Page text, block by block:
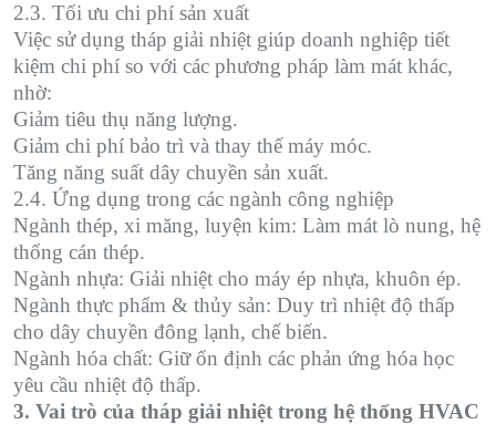
2.3. Tối ưu chi phí sản xuất
Việc sử dụng tháp giải nhiệt giúp doanh nghiệp tiết
kiệm chi phí so với các phương pháp làm mát khác,
nhờ:
Giảm tiêu thụ năng lượng.
Giảm chi phí bảo trì và thay thế máy móc.
Tăng năng suất dây chuyền sản xuất.
2.4. Ứng dụng trong các ngành công nghiệp
Ngành thép, xi măng, luyện kim: Làm mát lò nung, hệ
thống cán thép.
Ngành nhựa: Giải nhiệt cho máy ép nhựa, khuôn ép.
Ngành thực phẩm & thủy sản: Duy trì nhiệt độ thấp
cho dây chuyền đông lạnh, chế biến.
Ngành hóa chất: Giữ ổn định các phản ứng hóa học
yêu cầu nhiệt độ thấp.
3. Vai trò của tháp giải nhiệt trong hệ thống HVAC